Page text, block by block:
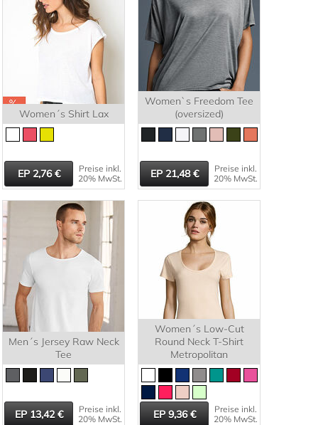
Women´s Shirt Lax
2,76
Preise inkl.
20% MwSt.
Women`s Freedom Tee
(oversized)
21,48
Preise inkl.
20% MwSt.
Men´s Jersey Raw Neck
Tee
13,42
Preise inkl.
20% MwSt.
Women´s Low-Cut
Round Neck T-Shirt
Metropolitan
9,36
Preise inkl.
20% MwSt.